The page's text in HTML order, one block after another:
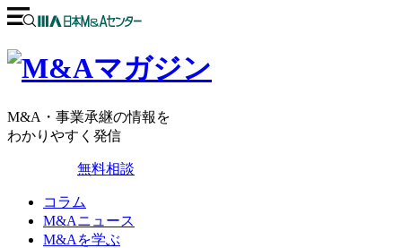
M&A・事業承継の情報を
わかりやすく発信
無料相談
コラム
M&Aニュース
M&Aを学ぶ